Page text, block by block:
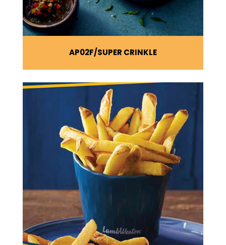
AP02F SUPER CRINKLE